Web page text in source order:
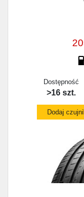
Dostępność
>16 szt.
Dodaj